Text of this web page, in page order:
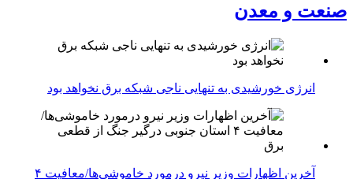
صنعت و معدن
انرژی خورشیدی به تنهایی ناجی شبکه برق نخواهد بود
آخرین اظهارات وزیر نیرو درمورد خاموشی‌ها/معافیت ۴